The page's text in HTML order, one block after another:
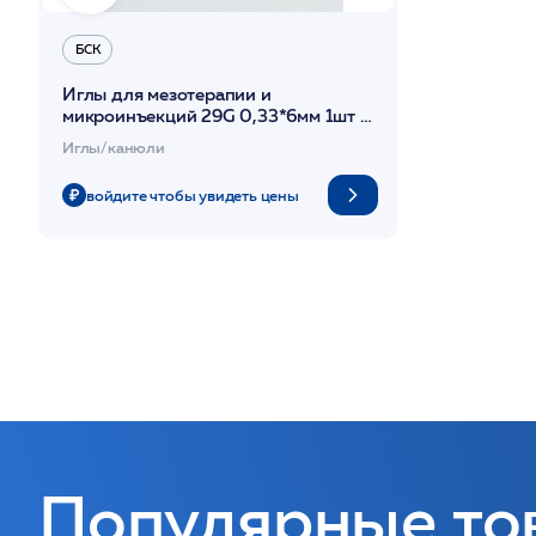
БСК
Иглы для мезотерапии и
микроинъекций 29G 0,33*6мм 1шт /
БСК
Иглы/канюли
войдите чтобы увидеть цены
Популярные